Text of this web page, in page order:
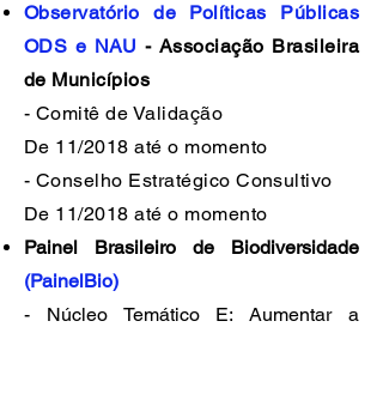
Observatório de Políticas Públicas
ODS e NAU - Associação Brasileira
de Municípios
- Comitê de Validação
De 11/2018 até o momento
- Conselho Estratégico Consultivo
De 11/2018 até o momento
Painel Brasileiro de Biodiversidade
(PainelBio)
- Núcleo Temático E: Aumentar a